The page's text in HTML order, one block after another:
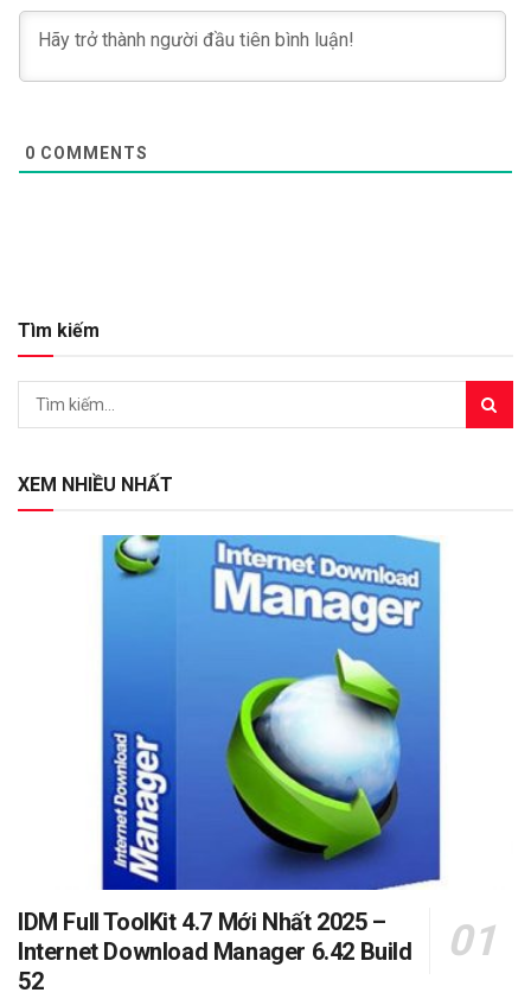
0 COMMENTS
Tìm kiếm
XEM NHIỀU NHẤT
IDM Full ToolKit 4.7 Mới Nhất 2025 –
Internet Download Manager 6.42 Build
52